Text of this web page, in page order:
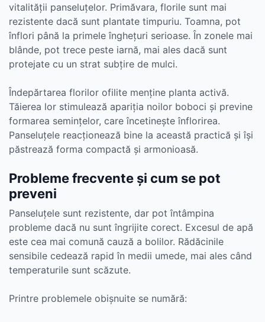
vitalității panseluțelor. Primăvara, florile sunt mai
rezistente dacă sunt plantate timpuriu. Toamna, pot
înflori până la primele înghețuri serioase. În zonele mai
blânde, pot trece peste iarnă, mai ales dacă sunt
protejate cu un strat subțire de mulci.
Îndepărtarea florilor ofilite menține planta activă.
Tăierea lor stimulează apariția noilor boboci și previne
formarea semințelor, care încetinește înflorirea.
Panseluțele reacționează bine la această practică și își
păstrează forma compactă și armonioasă.
Probleme frecvente și cum se pot
preveni
Panseluțele sunt rezistente, dar pot întâmpina
probleme dacă nu sunt îngrijite corect. Excesul de apă
este cea mai comună cauză a bolilor. Rădăcinile
sensibile cedează rapid în medii umede, mai ales când
temperaturile sunt scăzute.
Printre problemele obișnuite se numără: